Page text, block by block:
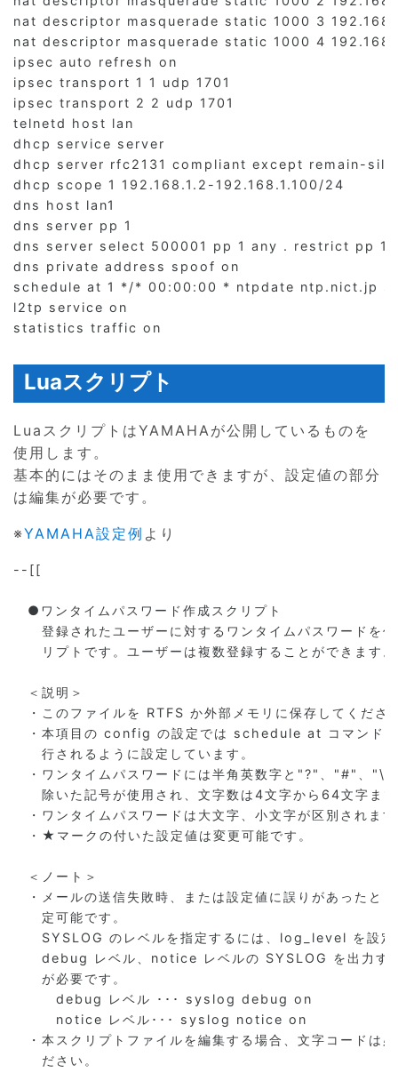
nat descriptor masquerade static 1000 3
nat descriptor masquerade static 1000 4
ipsec auto refresh on
ipsec transport 1 1 udp 1701
ipsec transport 2 2 udp 1701
telnetd host lan
dhcp service server
dhcp server rfc2131 compliant except remain-
dhcp scope 1 192.168.1.2-192.168.1.100/24
dns host lan1
dns server pp 1
dns server select 500001 pp 1 any . restrict pp 1
dns private address spoof on
schedule at 1 */* 00:00:00 * ntpdate ntp.nict.jp
l2tp service on
Luaスクリプト
LuaスクリプトはYAMAHAが公開しているものを
使用します。
基本的にはそのまま使用できますが、設定値の部分
は編集が必要です。
※YAMAHA設定例 より
--[[
●ワンタイムパスワード作成スクリプト
登録されたユーザーに対するワンタイムパスワードを作
リプトです。ユーザーは複数登録することができます。
＜説明＞
・このファイルを RTFS か外部メモリに保存してくださ
・本項目の config の設定では schedule at コマンドで
行されるように設定しています。
・ワンタイムパスワードには半角英数字と"?"、"#"、
除いた記号が使用され、文字数は4文字から64文字まで
・ワンタイムパスワードは大文字、小文字が区別されま
・★マークの付いた設定値は変更可能です。
＜ノート＞
・メールの送信失敗時、または設定値に誤りがあったと
定可能です。
SYSLOG のレベルを指定するには、log_level を設定
debug レベル、notice レベルの SYSLOG を出力する
が必要です。
debug レベル ･･･ syslog debug on
notice レベル･･･ syslog notice on
・本スクリプトファイルを編集する場合、文字コード
ださい。